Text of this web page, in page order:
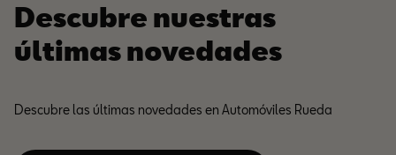
Descubre nuestras
últimas novedades
Descubre las últimas novedades en Automóviles Rueda